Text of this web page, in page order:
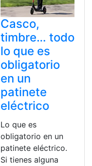
Casco,
timbre… todo
lo que es
obligatorio
en un
patinete
eléctrico
Lo que es
obligatorio en un
patinete eléctrico.
Si tienes alguna